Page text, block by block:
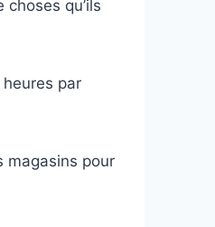
qu’ils
par
magasins pour